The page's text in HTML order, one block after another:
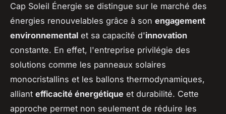
Cap Soleil Énergie se distingue sur le marché des
énergies renouvelables grâce à son engagement
environnemental et sa capacité d'innovation
constante. En effet, l'entreprise privilégie des
solutions comme les panneaux solaires
monocristallins et les ballons thermodynamiques,
alliant efficacité énergétique et durabilité. Cette
approche permet non seulement de réduire les